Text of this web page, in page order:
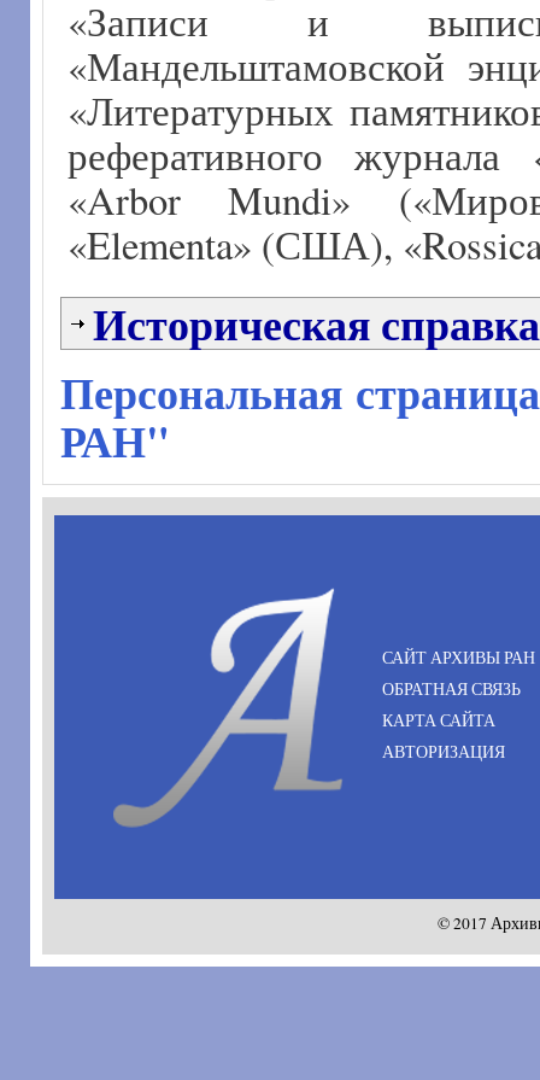
«Записи и
«Мандельштамовской
«Литературных
реферативного журнала
«Arbor Mundi»
«Elementa» (США),
Историческая справка
Персональная
РАН"
САЙТ АРХИВЫ РАН
ОБРАТНАЯ СВЯЗЬ
КАРТА САЙТА
АВТОРИЗАЦИЯ
© 2017